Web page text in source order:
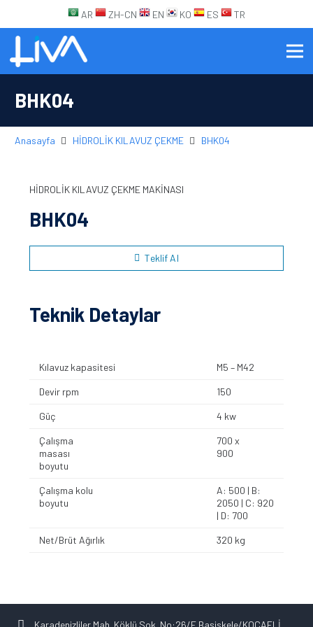
AR ZH-CN EN KO ES TR
BHK04
Anasayfa HİDROLİK KILAVUZ ÇEKME BHK04
HİDROLİK KILAVUZ ÇEKME MAKİNASI
BHK04
Teklif Al
Teknik Detaylar
Kılavuz kapasitesi M5 – M42
Devir rpm 150
Güç 4 kw
Çalışma
masası
boyutu
700 x
900
Çalışma kolu
boyutu
A: 500 | B:
2050 | C: 920
| D: 700
Net/Brüt Ağırlık 320 kg
Karadenizliler Mah. Köklü Sok. No:26/E Başiskele/KOCAELİ